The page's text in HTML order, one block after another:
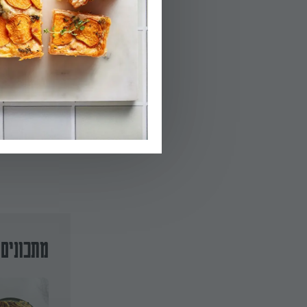
הפרוסות כשליש מכמות הבטטה, 2
03.
מחממים מחבת
שהפרוסה
מזהיב.